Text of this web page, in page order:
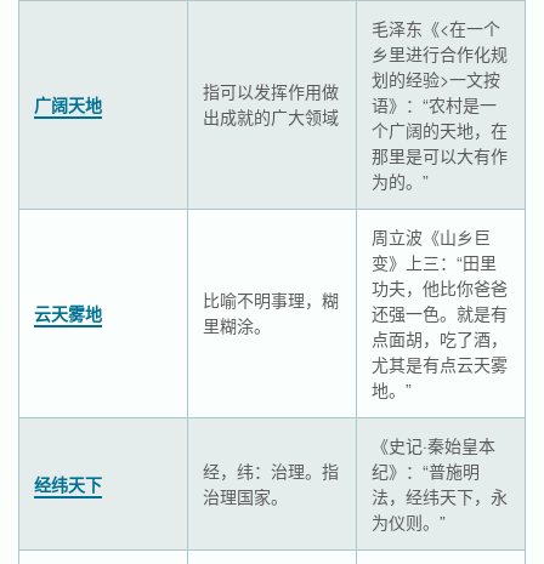
广阔天地
指可以发挥作用做
出成就的广大领域
毛泽东《<在一个
乡里进行合作化规
划的经验>一文按
语》：“农村是一
个广阔的天地，在
那里是可以大有作
为的。”
云天雾地
比喻不明事理，糊
里糊涂。
周立波《山乡巨
变》上三：“田里
功夫，他比你爸爸
还强一色。就是有
点面胡，吃了酒，
尤其是有点云天雾
地。”
经纬天下
经，纬：治理。指
治理国家。
《史记·秦始皇本
纪》：“普施明
法，经纬天下，永
为仪则。”